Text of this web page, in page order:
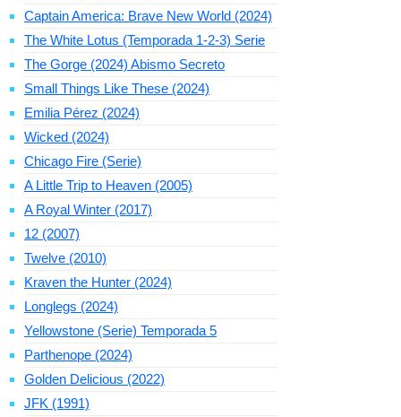
Captain America: Brave New World (2024)
The White Lotus (Temporada 1-2-3) Serie
The Gorge (2024) Abismo Secreto
Small Things Like These (2024)
Emilia Pérez (2024)
Wicked (2024)
Chicago Fire (Serie)
A Little Trip to Heaven (2005)
A Royal Winter (2017)
12 (2007)
Twelve (2010)
Kraven the Hunter (2024)
Longlegs (2024)
Yellowstone (Serie) Temporada 5
Parthenope (2024)
Golden Delicious (2022)
JFK (1991)